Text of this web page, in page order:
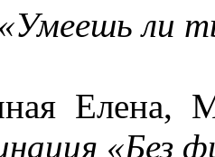
ли
«Без